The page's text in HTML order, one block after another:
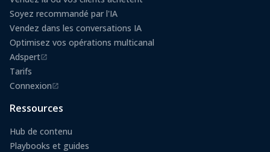
Soyez recommandé par l'IA
Vendez dans les conversations IA
Optimisez vos opérations multicanal
Adspert
(s'ouvre dans un nouvel onglet)
Tarifs
Connexion
(s'ouvre dans un nouvel onglet)
Ressources
Hub de contenu
Playbooks et guides